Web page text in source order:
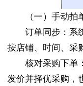
（一）手动拍单
订单同步：系统
按店铺、时间、采
核对采购下单：
发价并择优采购，